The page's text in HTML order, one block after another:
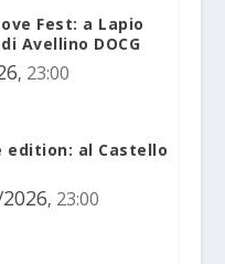
Fest: a Lapio
Avellino DOCG
, 23:00
edition: al Castello
, 23:00